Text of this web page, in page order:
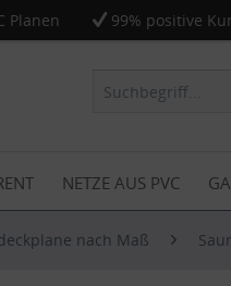
Planen 99% positive
NETZE AUS PVC
nach Maß